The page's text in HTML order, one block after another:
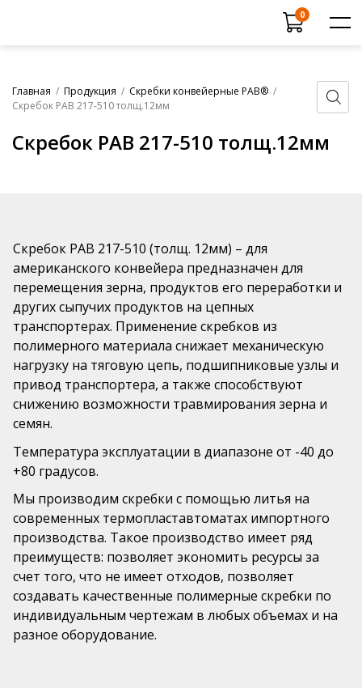
0
Поиск
товаров
Ковши норийные РАВ®
Продукция в разработке
Шарики РАВ® для очистки промышленного
оборудования
Ролики полимерные РАВ®
Шарики РАВ® для гальванических ванн
Рыбозащитные шарики РАВ®
Подвижные шаровые насадки РАВ®
Бильные пальцы
Вся продукция
Услуги
Новости
Дилеры
Контакты
+7 (831) 438-70-53
mail@pls52.ru
Россия, Нижегородская область, Кстовский район,
д. Фроловское, Промзона, стр. №3 (территория базы
№17).
Главная / Продукция / Скребки конвейерные РАВ® /
Скребок РАВ 217-510 толщ.12мм
Скребок РАВ 217-510 толщ.12мм
Скребок РАВ 217-510 (толщ. 12мм) – для
американского конвейера предназначен для
перемещения зерна, продуктов его переработки и
других сыпучих продуктов на цепных
транспортерах. Применение скребков из
полимерного материала снижает механическую
нагрузку на тяговую цепь, подшипниковые узлы и
привод транспортера, а также способствуют
снижению возможности травмирования зерна и
семян.
Температура эксплуатации в диапазоне от -40 до
+80 градусов.
Мы производим скребки с помощью литья на
современных термопластавтоматах импортного
производства. Такое производство имеет ряд
преимуществ: позволяет экономить ресурсы за
счет того, что не имеет отходов, позволяет
создавать качественные полимерные скребки по
индивидуальным чертежам в любых объемах и на
разное оборудование.